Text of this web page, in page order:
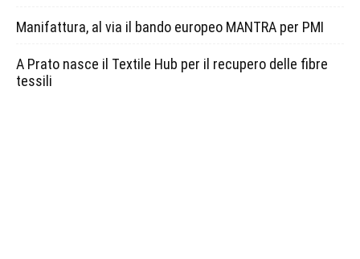
Manifattura, al via il bando europeo MANTRA per PMI
A Prato nasce il Textile Hub per il recupero delle fibre
tessili